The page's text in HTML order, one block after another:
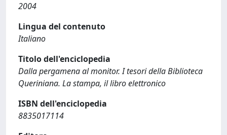
2004
Lingua del contenuto
Italiano
Titolo dell'enciclopedia
Dalla pergamena al monitor. I tesori della Biblioteca
Queriniana. La stampa, il libro elettronico
ISBN dell'enciclopedia
8835017114